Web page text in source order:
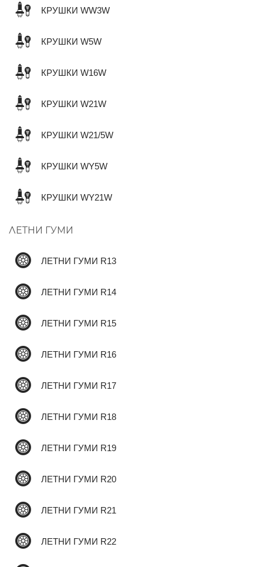
КРУШКИ WW3W
КРУШКИ W5W
КРУШКИ W16W
КРУШКИ W21W
КРУШКИ W21/5W
КРУШКИ WY5W
КРУШКИ WY21W
ЛЕТНИ ГУМИ
ЛЕТНИ ГУМИ R13
ЛЕТНИ ГУМИ R14
ЛЕТНИ ГУМИ R15
ЛЕТНИ ГУМИ R16
ЛЕТНИ ГУМИ R17
ЛЕТНИ ГУМИ R18
ЛЕТНИ ГУМИ R19
ЛЕТНИ ГУМИ R20
ЛЕТНИ ГУМИ R21
ЛЕТНИ ГУМИ R22